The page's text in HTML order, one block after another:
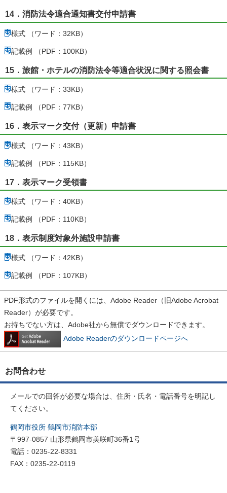
14．消防法令適合通知書交付申請書
様式 （ワード：32KB）
記載例 （PDF：100KB）
15．旅館・ホテルの消防法令等適合状況に関する照会書
様式 （ワード：33KB）
記載例 （PDF：77KB）
16．表示マーク交付（更新）申請書
様式 （ワード：43KB）
記載例 （PDF：115KB）
17．表示マーク受領書
様式 （ワード：40KB）
記載例 （PDF：110KB）
18．表示制度対象外施設申請書
様式 （ワード：42KB）
記載例 （PDF：107KB）
PDF形式のファイルを開くには、Adobe Reader（旧Adobe Acrobat
Reader）が必要です。
お持ちでない方は、Adobe社から無償でダウンロードできます。
Adobe Readerのダウンロードページへ
お問合わせ
メールでの回答が必要な場合は、住所・氏名・電話番号を明記し
てください。
鶴岡市役所 鶴岡市消防本部
〒997-0857 山形県鶴岡市美咲町36番1号
電話：0235-22-8331
FAX：0235-22-0119